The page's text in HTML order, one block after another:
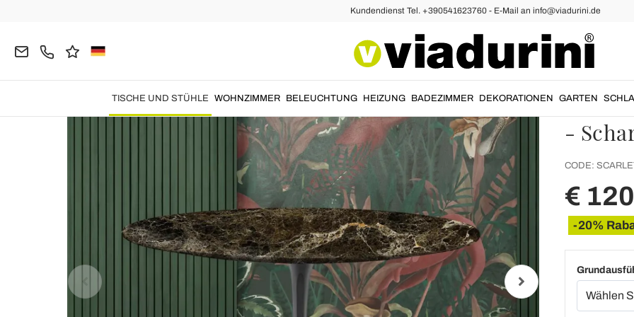
Kundendienst Tel. +390541623760 - E-Mail an info@viadurini.de
TISCHE UND STÜHLE WOHNZIMMER BELEUCHTUNG HEIZUNG BADEZIMMER DEKORATIONEN GARTEN
Eero
Rund
-
CODE:
€
-20%